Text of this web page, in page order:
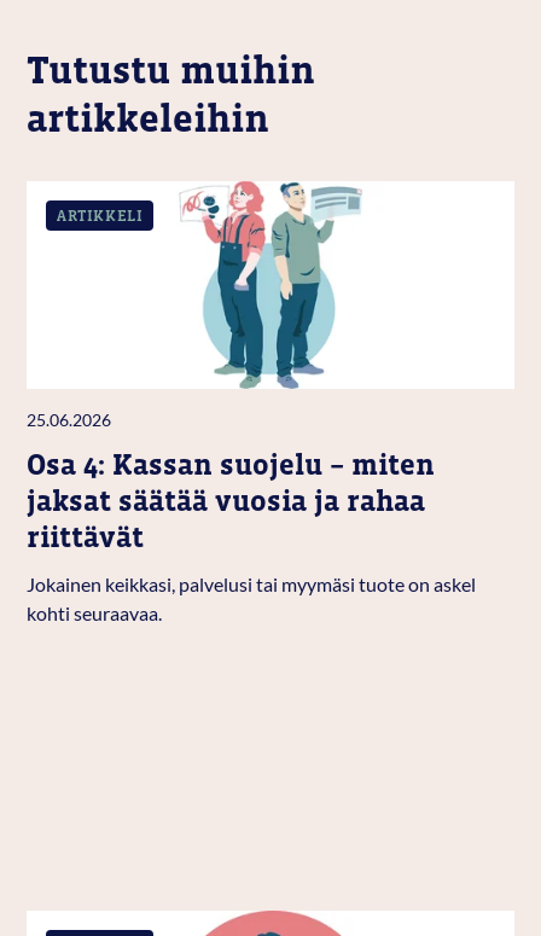
Tutustu muihin
artikkeleihin
ARTIKKELI
25.06.2026
Osa 4: Kassan suojelu – miten
jaksat säätää vuosia ja rahaa
riittävät
Jokainen keikkasi, palvelusi tai myymäsi tuote on askel
kohti seuraavaa.